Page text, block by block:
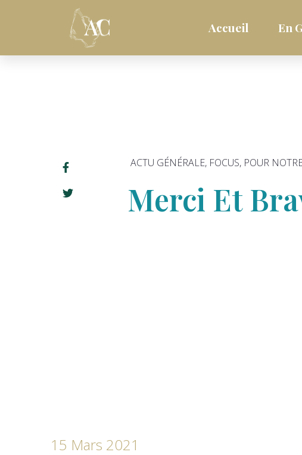
Accueil En
ACTU GÉNÉRALE, FOCUS, POUR
Merci Et
15 Mars 2021